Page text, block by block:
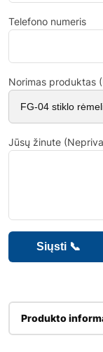
Telefono numeris
Norimas produktas
Jūsų žinute
Produkto